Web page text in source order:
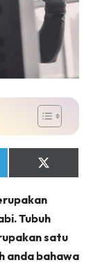
Share
on
(Twitter)
Tubuh
satu
anda bahawa